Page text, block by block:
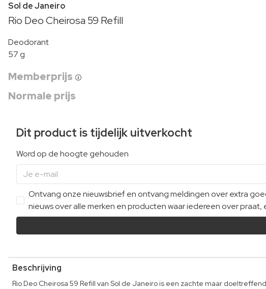
Sol de Janeiro
Rio Deo Cheirosa 59 Refill
Deodorant
57 g
Memberprijs
Normale prijs
Dit product is tijdelijk uitverkocht
Word op de hoogte gehouden
Ontvang onze nieuwsbrief en ontvang meldingen over extra
nieuws over alle merken en producten waar iedereen over praat,
Beschrijving
Rio Deo Cheirosa 59 Refill van Sol de Janeiro is een zachte maar